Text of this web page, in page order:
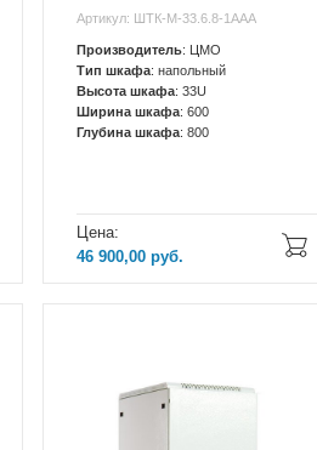
Артикул: ШТК-М-33.6.8-1ААА
Производитель: ЦМО
Тип шкафа: напольный
Высота шкафа: 33U
Ширина шкафа: 600
Глубина шкафа: 800
Цена:
46 900,00руб.